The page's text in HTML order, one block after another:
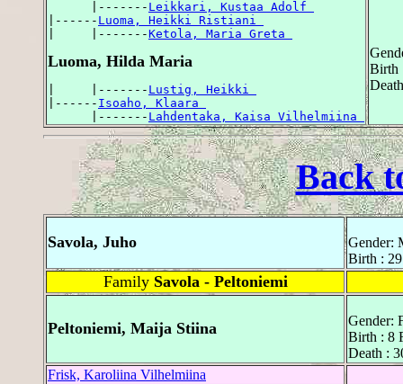
      |-------
Leikkari, Kustaa Adolf
|------ Luoma, Heikki Ristiani
|     |-------Ketola, Maria Greta
Luoma, Hilda Maria
|     |------- Lustig, Heikki
|------ Isoaho, Klaara
      |-------
Lahdentaka, Kaisa Vilhelmiina
Birth
Back
Savola, Juho
Gender:
Birth :
Family Savola - Peltoniemi
Peltoniemi, Maija Stiina
Gender:
Birth : 8
Death :
Frisk, Karoliina Vilhelmiina